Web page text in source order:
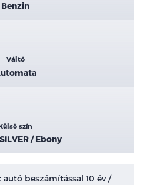
Benzin
Váltó
szín
/ Ebony
autó beszámítással 10 év /